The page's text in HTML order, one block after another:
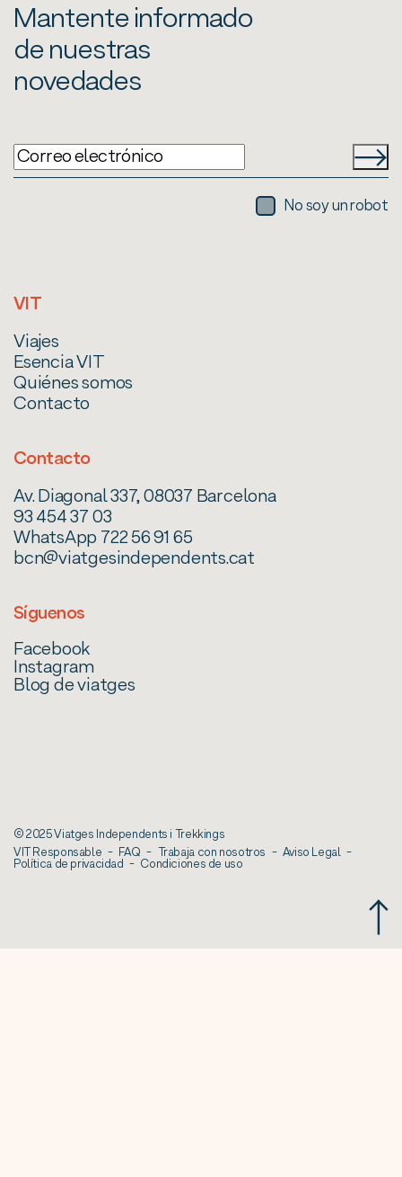
Mantente informado
de nuestras
novedades
No soy un robot
VIT
Viajes
Esencia VIT
Quiénes somos
Contacto
Contacto
Av. Diagonal 337, 08037 Barcelona
93 454 37 03
WhatsApp 722 56 91 65
bcn@viatgesindependents.cat
Síguenos
Facebook
Instagram
Blog de viatges
© 2025 Viatges Independents i Trekkings
VIT Responsable
FAQ Trabaja con nosotros Aviso Legal
Política de privacidad Condiciones de uso